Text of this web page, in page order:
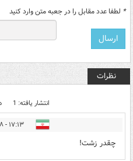
* لطفا عدد مقابل را در جعبه متن وارد کنید
نظرات
انتشار یافته: 1
۱۷:۱۳ - ۱۴۰۵/۰۳/۲۸
چقدر زشت!